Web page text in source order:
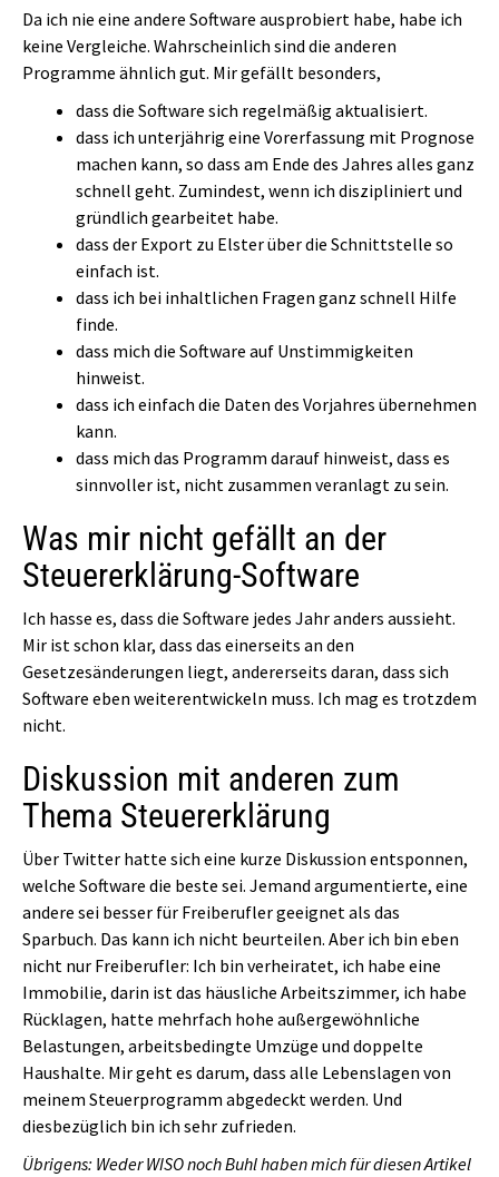
Da ich nie eine andere Software ausprobiert habe, habe ich
keine Vergleiche. Wahrscheinlich sind die anderen
Programme ähnlich gut. Mir gefällt besonders,
dass die Software sich regelmäßig aktualisiert.
dass ich unterjährig eine Vorerfassung mit Prognose
machen kann, so dass am Ende des Jahres alles ganz
schnell geht. Zumindest, wenn ich diszipliniert und
gründlich gearbeitet habe.
dass der Export zu Elster über die Schnittstelle so
einfach ist.
dass ich bei inhaltlichen Fragen ganz schnell Hilfe
finde.
dass mich die Software auf Unstimmigkeiten
hinweist.
dass ich einfach die Daten des Vorjahres übernehmen
kann.
dass mich das Programm darauf hinweist, dass es
sinnvoller ist, nicht zusammen veranlagt zu sein.
Was mir nicht gefällt an der
Steuererklärung-Software
Ich hasse es, dass die Software jedes Jahr anders aussieht.
Mir ist schon klar, dass das einerseits an den
Gesetzesänderungen liegt, andererseits daran, dass sich
Software eben weiterentwickeln muss. Ich mag es trotzdem
nicht.
Diskussion mit anderen zum
Thema Steuererklärung
Über Twitter hatte sich eine kurze Diskussion entsponnen,
welche Software die beste sei. Jemand argumentierte, eine
andere sei besser für Freiberufler geeignet als das
Sparbuch. Das kann ich nicht beurteilen. Aber ich bin eben
nicht nur Freiberufler: Ich bin verheiratet, ich habe eine
Immobilie, darin ist das häusliche Arbeitszimmer, ich habe
Rücklagen, hatte mehrfach hohe außergewöhnliche
Belastungen, arbeitsbedingte Umzüge und doppelte
Haushalte. Mir geht es darum, dass alle Lebenslagen von
meinem Steuerprogramm abgedeckt werden. Und
diesbezüglich bin ich sehr zufrieden.
Übrigens: Weder WISO noch Buhl haben mich für diesen Artikel